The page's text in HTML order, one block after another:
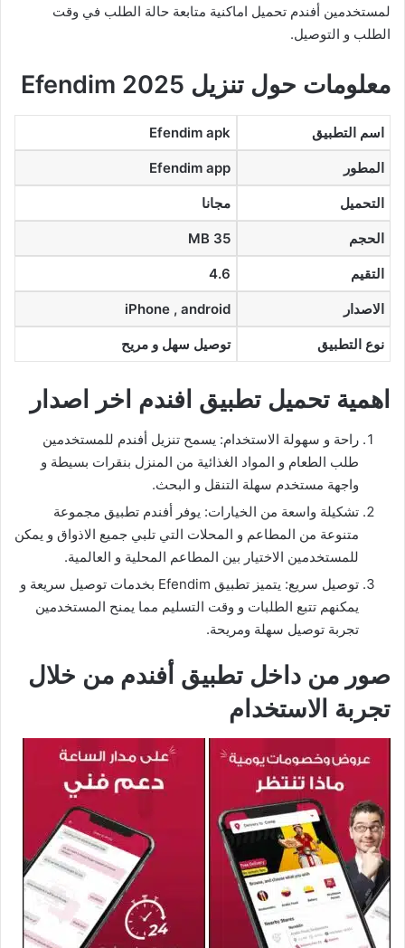
لمستخدمين أفندم تحميل اماكنية متابعة حالة الطلب في وقت
الطلب و التوصيل.
معلومات حول تنزيل Efendim 2025
اسم التطبيق Efendim apk
المطور Efendim app
التحميل مجانا
الحجم 35 MB
التقيم 4.6
الاصدار iPhone , android
نوع التطبيق توصيل سهل و مريح
اهمية تحميل تطبيق افندم اخر اصدار
راحة و سهولة الاستخدام: يسمح تنزيل أفندم للمستخدمين
طلب الطعام و المواد الغذائية من المنزل بنقرات بسيطة و
واجهة مستخدم سهلة التنقل و البحث.
تشكيلة واسعة من الخيارات: يوفر أفندم تطبيق مجموعة
متنوعة من المطاعم و المحلات التي تلبي جميع الاذواق و يمكن
للمستخدمين الاختيار بين المطاعم المحلية و العالمية.
توصيل سريع: يتميز تطبيق Efendim بخدمات توصيل سريعة و
يمكنهم تتبع الطلبات و وقت التسليم مما يمنح المستخدمين
تجربة توصيل سهلة ومريحة.
صور من داخل تطبيق أفندم من خلال
تجربة الاستخدام